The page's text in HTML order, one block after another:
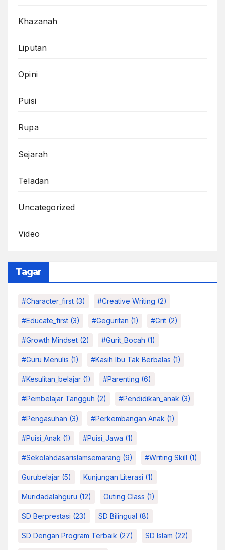
Khazanah
Liputan
Opini
Puisi
Rupa
Sejarah
Teladan
Uncategorized
Video
Tagar
#character_first (3) #Creative Writing (2)
#educate_first (3) #Geguritan (1) #grit (2)
#growth Mindset (2) #Gurit_Bocah (1)
#Guru Menulis (1) #kasih Ibu Tak Berbalas (1)
#kesulitan_belajar (1) #parenting (6)
#pembelajar Tangguh (2) #pendidikan_anak (3)
#pengasuhan (3) #Perkembangan Anak (1)
#Puisi_Anak (1) #Puisi_Jawa (1)
#sekolahdasarislamsemarang (9) #Writing Skill (1)
Gurubelajar (5) Kunjungan Literasi (1)
Muridadalahguru (12) Outing Class (1)
SD Berprestasi (23) SD Bilingual (8)
SD Dengan Program Terbaik (27) SD Islam (22)